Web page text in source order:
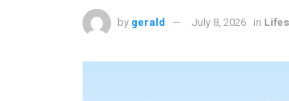
by gerald July 8, 2026 in